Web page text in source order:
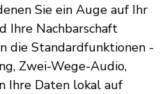
Sie ein Auge auf Ihr
Ihre Nachbarschaft
die Standardfunktionen -
Zwei-Wege-Audio,
Ihre Daten lokal auf